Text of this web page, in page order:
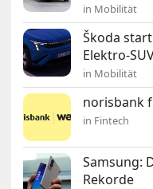
in Mobilität
Škoda
Elektro-
in Mobilität
norisbank
in Fintech
Samsung:
Rekorde